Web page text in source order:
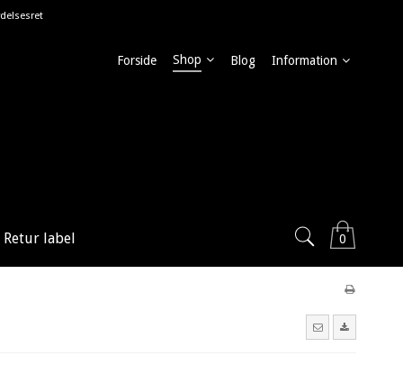
Forside Shop Blog Information
0
Retur label